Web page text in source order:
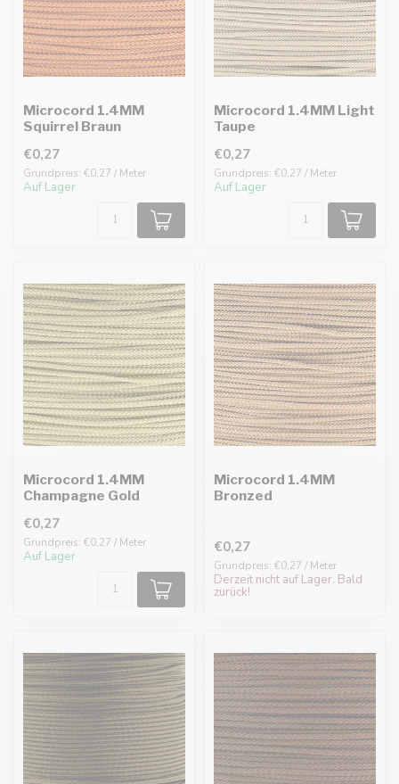
Microcord 1.4MM
Squirrel Braun
€0,27
Grundpreis: €0,27 / Meter
Auf Lager
Microcord 1.4MM Light
Taupe
€0,27
Grundpreis: €0,27 / Meter
Auf Lager
Microcord 1.4MM
Champagne Gold
€0,27
Grundpreis: €0,27 / Meter
Auf Lager
Microcord 1.4MM
Bronzed
€0,27
Grundpreis: €0,27 / Meter
Derzeit nicht auf Lager. Bald
zurück!